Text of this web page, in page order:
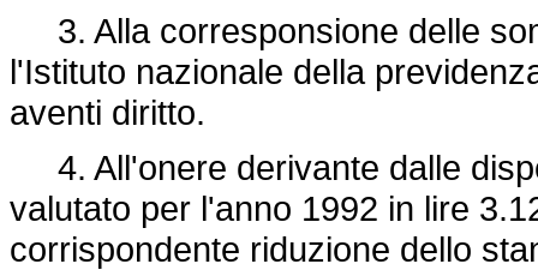
3. Alla corresponsione delle
l'Istituto nazionale della
aventi diritto.
4. All'onere derivante dalle
valutato per l'anno 1992 in lire
corrispondente riduzione dello